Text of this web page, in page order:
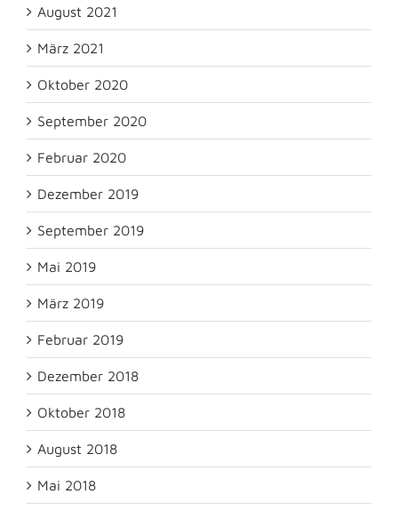
August 2021
März 2021
Oktober 2020
September 2020
Februar 2020
Dezember 2019
September 2019
Mai 2019
März 2019
Februar 2019
Dezember 2018
Oktober 2018
August 2018
Mai 2018